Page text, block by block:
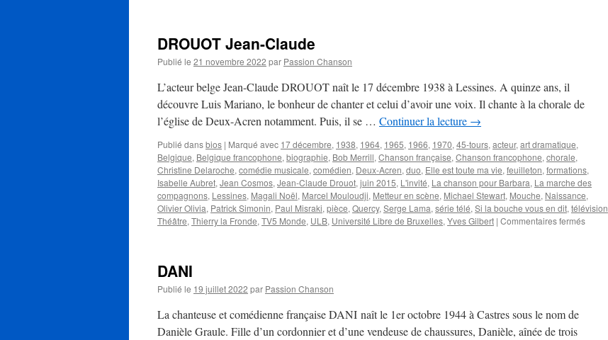
DROUOT Jean-Claude
Publié le 21 novembre 2022 par Passion Chanson
L’acteur belge Jean-Claude DROUOT naît le 17 décembre 1938 à Lessines. A quinze ans, il
découvre Luis Mariano, le bonheur de chanter et celui d’avoir une voix. Il chante à la chorale de
l’église de Deux-Acren notamment. Puis, il se … Continuer la lecture →
Publié dansbios | Marqué avec 17 décembre, 1938, 1964, 1965, 1966, 1970, 45-tours, acteur, art dramatique,
Belgique, Belgique francophone, biographie, Bob Merrill, Chanson française, Chanson francophone, chorale,
Christine Delaroche, comédie musicale, comédien, Deux-Acren, duo, Elle est toute ma vie, feuilleton, formations,
Isabelle Aubret, Jean Cosmos, Jean-Claude Drouot, juin 2015, L'invité, La chanson pour Barbara, La marche des
compagnons, Lessines, Magali Noël, Marcel Mouloudji, Metteur en scène, Michael Stewart, Mouche, Naissance,
Olivier Olivia, Patrick Simonin, Paul Misraki, pièce, Quercy, Serge Lama, série télé, Si la bouche vous en dit, télévision
Théâtre, Thierry la Fronde, TV5 Monde, ULB, Université Libre de Bruxelles, Yves Gilbert | Commentaires ferméssur
DANI
Publié le 19 juillet 2022 par Passion Chanson
La chanteuse et comédienne française DANI naît le 1er octobre 1944 à Castres sous le nom de
Danièle Graule. Fille d’un cordonnier et d’une vendeuse de chaussures, Danièle, aînée de trois